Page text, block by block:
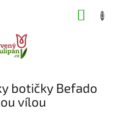
botičky Befado
vílou